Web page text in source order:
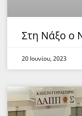
Στη Νάξο ο
20 Ιουνίου, 2023